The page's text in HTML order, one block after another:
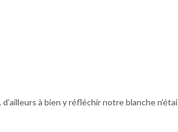
à bien y réfléchir notre blanche